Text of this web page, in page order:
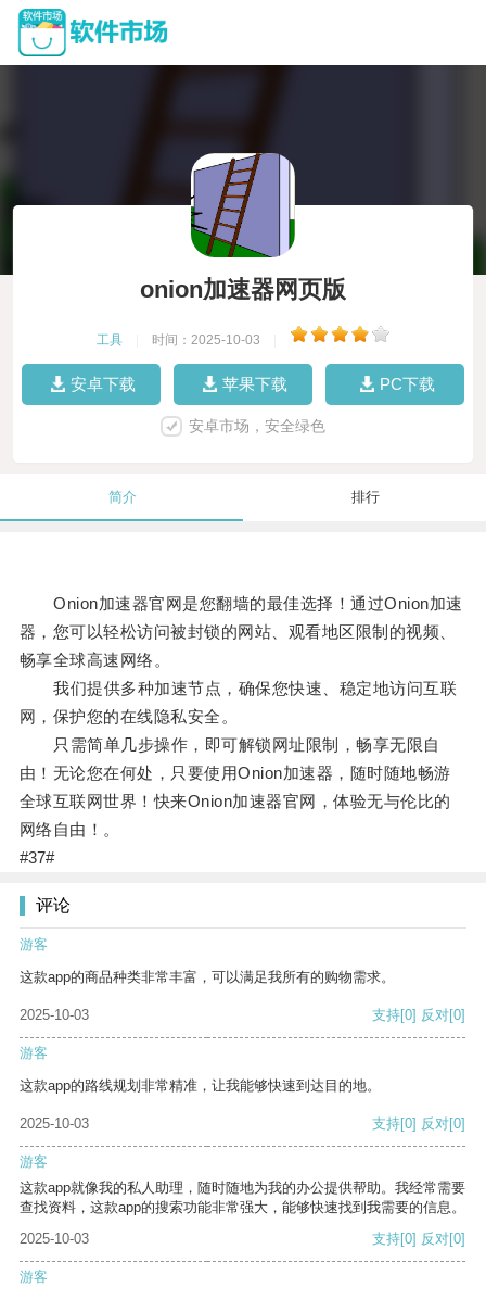
onion加速器网页版
工具 时间：2025-10-03
安卓下载 苹果下载 PC下载
安卓市场，安全绿色
简介 排行
Onion加速器官网是您翻墙的最佳选择！通过Onion加速
器，您可以轻松访问被封锁的网站、观看地区限制的视频、
畅享全球高速网络。
我们提供多种加速节点，确保您快速、稳定地访问互联
网，保护您的在线隐私安全。
只需简单几步操作，即可解锁网址限制，畅享无限自
由！无论您在何处，只要使用Onion加速器，随时随地畅游
全球互联网世界！快来Onion加速器官网，体验无与伦比的
网络自由！。
#37#
评论
游客
这款app的商品种类非常丰富，可以满足我所有的购物需求。
2025-10-03 支持[0] 反对[0]
游客
这款app的路线规划非常精准，让我能够快速到达目的地。
2025-10-03 支持[0] 反对[0]
游客
这款app就像我的私人助理，随时随地为我的办公提供帮助。我经常需要
查找资料，这款app的搜索功能非常强大，能够快速找到我需要的信息。
2025-10-03
支持[0] 反对[0]
游客